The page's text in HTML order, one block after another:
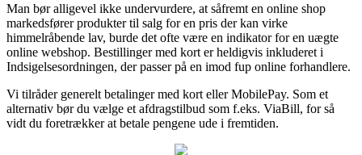
Man bør alligevel ikke undervurdere, at såfremt en online shop
markedsfører produkter til salg for en pris der kan virke
himmelråbende lav, burde det ofte være en indikator for en uægte
online webshop. Bestillinger med kort er heldigvis inkluderet i
Indsigelsesordningen, der passer på en imod fup online forhandlere.
Vi tilråder generelt betalinger med kort eller MobilePay. Som et
alternativ bør du vælge et afdragstilbud som f.eks. ViaBill, for så
vidt du foretrækker at betale pengene ude i fremtiden.